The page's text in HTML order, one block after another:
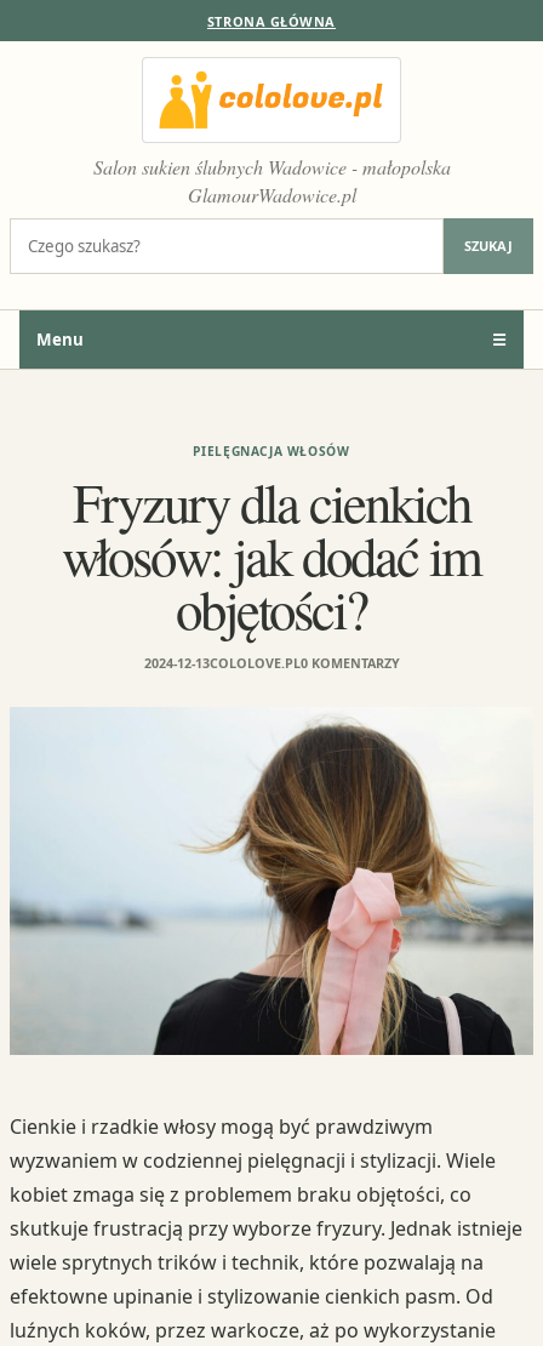
STRONA GŁÓWNA
Salon sukien ślubnych Wadowice - małopolska
GlamourWadowice.pl
SZUKAJ
Menu ☰
PIELĘGNACJA WŁOSÓW
Fryzury dla cienkich
włosów: jak dodać im
objętości?
2024-12-13COLOLOVE.PL0 KOMENTARZY
Cienkie i rzadkie włosy mogą być prawdziwym
wyzwaniem w codziennej pielęgnacji i stylizacji. Wiele
kobiet zmaga się z problemem braku objętości, co
skutkuje frustracją przy wyborze fryzury. Jednak istnieje
wiele sprytnych trików i technik, które pozwalają na
efektowne upinanie i stylizowanie cienkich pasm. Od
luźnych koków, przez warkocze, aż po wykorzystanie